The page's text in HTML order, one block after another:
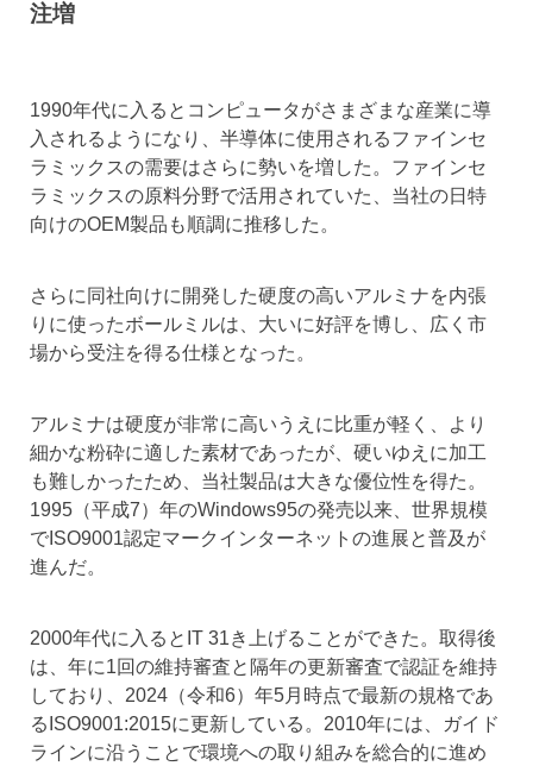
注増
1990年代に入るとコンピュータがさまざまな産業に導
入されるようになり、半導体に使用されるファインセ
ラミックスの需要はさらに勢いを増した。ファインセ
ラミックスの原料分野で活用されていた、当社の日特
向けのOEM製品も順調に推移した。
さらに同社向けに開発した硬度の高いアルミナを内張
りに使ったボールミルは、大いに好評を博し、広く市
場から受注を得る仕様となった。
アルミナは硬度が非常に高いうえに比重が軽く、より
細かな粉砕に適した素材であったが、硬いゆえに加工
も難しかったため、当社製品は大きな優位性を得た。
1995（平成7）年のWindows95の発売以来、世界規模
でISO9001認定マークインターネットの進展と普及が
進んだ。
2000年代に入るとIT 31き上げることができた。取得後
は、年に1回の維持審査と隔年の更新審査で認証を維持
しており、2024（令和6）年5月時点で最新の規格であ
るISO9001:2015に更新している。2010年には、ガイド
ラインに沿うことで環境への取り組みを総合的に進め